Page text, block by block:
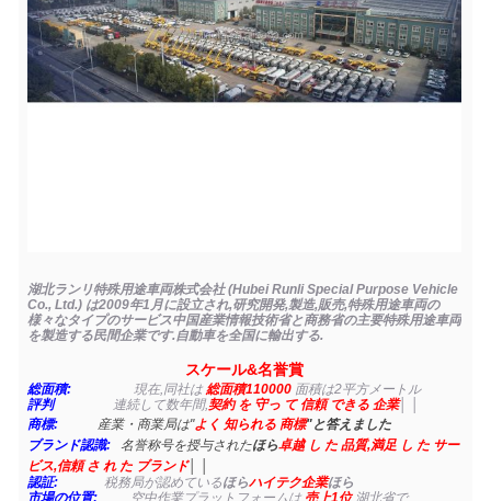
湖北ランリ特殊用途車両株式会社 (Hubei Runli Special Purpose Vehicle
Co., Ltd.) は2009年1月に設立され,研究開発,製造,販売,特殊用途車両の
様々なタイプのサービス中国産業情報技術省と商務省の主要特殊用途車両
を製造する民間企業です.自動車を全国に輸出する.
スケール&名誉賞
総面積: 現在,同社は 総面積110000 面積は2平方メートル
評判
連続して数年間, 契約 を 守っ て 信頼 できる 企業│ │
商標:
産業・商業局は"よく 知られる 商標"と答えました
ブランド認識:
名誉称号を授与されたほら卓越 し た 品質,満足 し た サー
ビス,信頼 さ れ た ブランド│ │
認証:
税務局が認めているほらハイテク企業ほら
市場の位置:
空中作業プラットフォームは 売上1位 湖北省で